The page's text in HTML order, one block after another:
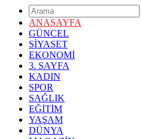
ANASAYFA
GÜNCEL
SİYASET
EKONOMİ
3. SAYFA
KADIN
SPOR
SAĞLIK
EĞİTİM
YAŞAM
DÜNYA